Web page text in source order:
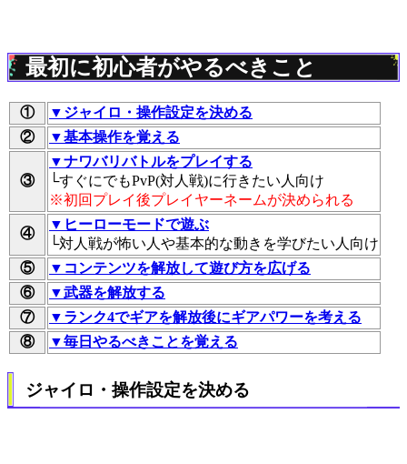
最初に初心者がやるべきこと
①
▼ジャイロ・操作設定を決める
②
▼基本操作を覚える
③
▼ナワバリバトルをプレイする
└すぐにでもPvP(対人戦)に行きたい人向け
※初回プレイ後プレイヤーネームが決められる
④
▼ヒーローモードで遊ぶ
└対人戦が怖い人や基本的な動きを学びたい人向け
⑤
▼コンテンツを解放して遊び方を広げる
⑥
▼武器を解放する
⑦
▼ランク4でギアを解放後にギアパワーを考える
⑧
▼毎日やるべきことを覚える
ジャイロ・操作設定を決める